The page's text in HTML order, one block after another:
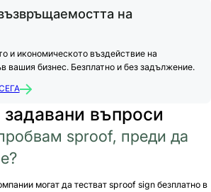
на
и икономическото въздействие на
вашия бизнес. Безплатно и без задължение.
въпроси
sproof, преди да
могат да тестват sproof sign безплатно в